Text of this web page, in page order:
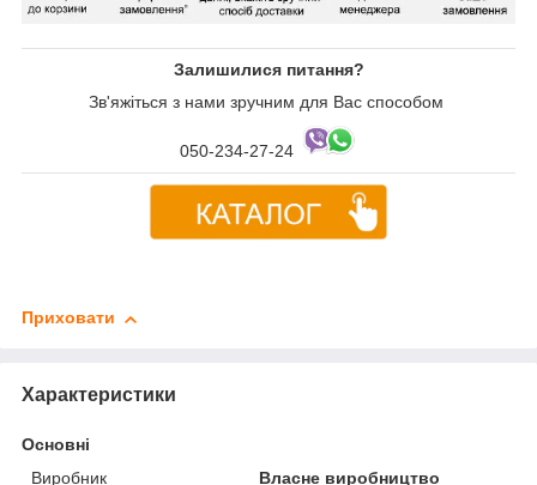
Залишилися питання?
Зв'яжіться з нами зручним для Вас способом
050-234-27-24
Приховати
Характеристики
Основні
Виробник
Власне виробництво